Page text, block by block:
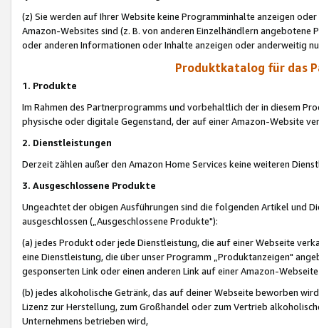
(z) Sie werden auf Ihrer Website keine Programminhalte anzeigen
Amazon-Websites sind (z. B. von anderen Einzelhändlern
oder anderen Informationen oder Inhalte anzeigen oder anderweitig
Produktkatalog für das
1. Produkte
Im Rahmen des Partnerprogramms und vorbehaltlich der in diesem
physische oder digitale Gegenstand, der auf einer Amazon-Website
2. Dienstleistungen
Derzeit zählen außer den Amazon Home Services keine weiteren
3. Ausgeschlossene Produkte
Ungeachtet der obigen Ausführungen sind die folgenden Artikel und
ausgeschlossen („Ausgeschlossene Produkte"):
(a) jedes Produkt oder jede Dienstleistung, die auf einer Webseite
eine Dienstleistung, die über unser Programm „Produktanzeigen"
gesponserten Link oder einen anderen Link auf einer Amazon-
(b) jedes alkoholische Getränk, das auf deiner Webseite beworben
Lizenz zur Herstellung, zum Großhandel oder zum Vertrieb
Unternehmens betrieben wird,